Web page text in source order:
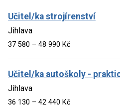
Učitel/ka strojírenství
Jihlava
37 580 – 48 990 Kč
Učitel/ka autoškoly -
Jihlava
36 130 – 42 440 Kč